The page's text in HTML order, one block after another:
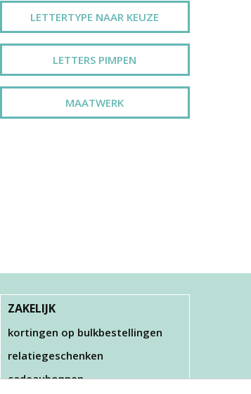
LETTERTYPE NAAR KEUZE
LETTERS PIMPEN
MAATWERK
ZAKELIJK
kortingen op bulkbestellingen
relatiegeschenken
cadeaubonnen